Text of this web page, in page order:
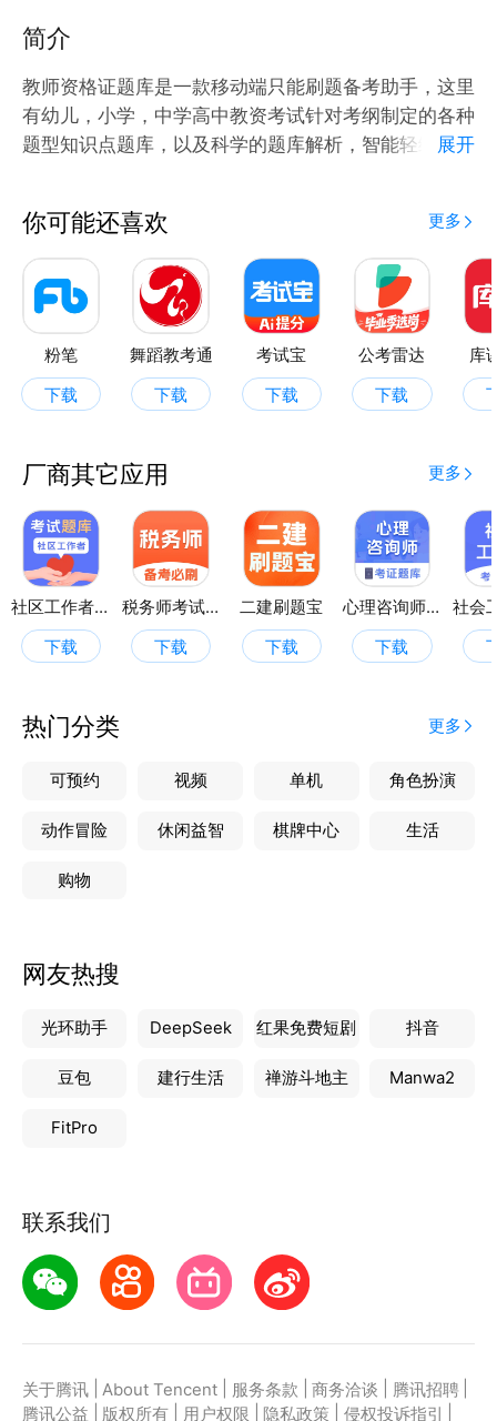
简介
教师资格证题库是一款移动端只能刷题备考助手，这里
有幼儿，小学，中学高中教资考试针对考纲制定的各种
题型知识点题库，以及科学的题库解析，智能轻缓存技
【核心功能如下】
1、章节练习：针对大纲教材章节，对应章节知识点练
习题，每道题均有试题解析
2、历年真题：真题卷模拟实际应试环境，汇总历年考
试真题
3、高频题库：针对常考题型、知识点、常见错题进行
梳理归类，靶向性高效突破盲区，提高考试效率，提高
4、考前密卷：专属的会员押题，只在临近考期开放，
高效覆盖必考点、常考点，让学员胸有成竹
5、错题练习：告别纸质版手动整理错题，自动归类错
题，死磕错题，逐个突破
6、每日打卡：制定目标，坚决执行，充满动力的打开
页面，培养良好的学习习惯，记录自己的奋斗历程，既
有效又有意义
教资考试题库，助力广大学员顺利通过考试！
展开
你可能还喜欢 更多
粉笔
下载
舞蹈教考通
下载
考试宝
下载
公考雷达
下载
库
厂商其它应用 更多
社区工作者题库
下载
税务师考试题库
下载
二建刷题宝
下载
心理咨询师考证题库
下载
热门分类 更多
可预约 视频 单机 角色扮演
动作冒险 休闲益智 棋牌中心 生活
购物
网友热搜
光环助手 DeepSeek 红果免费短剧 抖音
豆包 建行生活 禅游斗地主 Manwa2
FitPro
联系我们
关于腾讯 About Tencent 服务条款 商务洽谈 腾讯招聘
腾讯公益
版权所有 用户权限 隐私政策 侵权投诉指引